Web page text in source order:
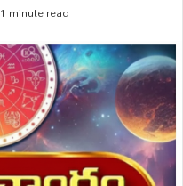
1 minute read